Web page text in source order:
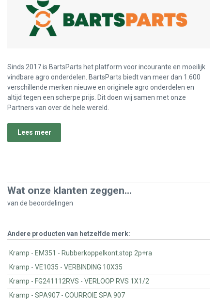
Sinds 2017 is BartsParts het platform voor incourante en moeilijk
vindbare agro onderdelen. BartsParts biedt van meer dan 1.600
verschillende merken nieuwe en originele agro onderdelen en
altijd tegen een scherpe prijs. Dit doen wij samen met onze
Partners van over de hele wereld.
Lees meer
Wat onze klanten zeggen...
van de beoordelingen
Andere producten van hetzelfde merk:
Kramp - EM351 - Rubberkoppelkont.stop 2p+ra
Kramp - VE1035 - VERBINDING 10X35
Kramp - FG241112RVS - VERLOOP RVS 1X1/2
Kramp - SPA907 - COURROIE SPA 907